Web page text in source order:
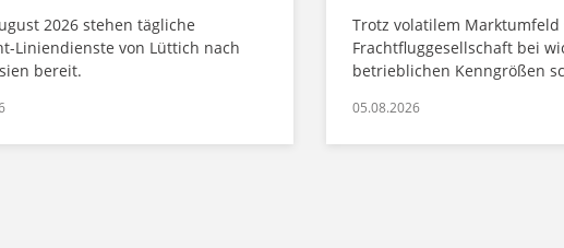
2026 stehen tägliche
Liniendienste von Lüttich nach
bereit.
Trotz volatilem
Frachtfluggesellschaft bei
betrieblichen Kenngrößen
05.08.2026